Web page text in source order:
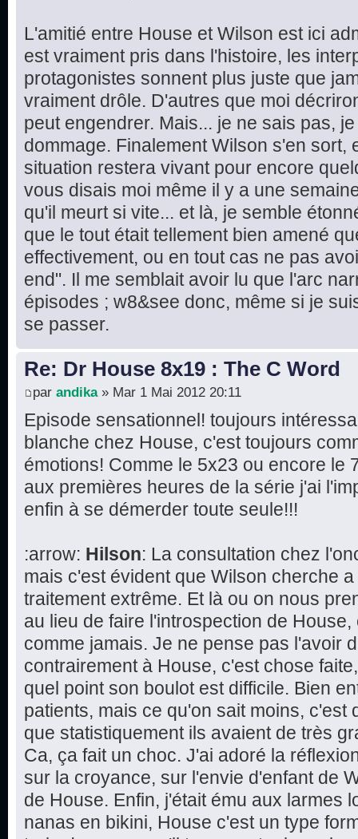
L'amitié entre House et Wilson est ici
est vraiment pris dans l'histoire, les
protagonistes sonnent plus juste que
vraiment drôle. D'autres que moi
peut engendrer. Mais... je ne sais pas,
dommage. Finalement Wilson s'en sort,
situation restera vivant pour encore
vous disais moi même il y a une
qu'il meurt si vite... et là, je semble
que le tout était tellement bien amené
effectivement, ou en tout cas ne pas
end". Il me semblait avoir lu que l'arc
épisodes ; w8&see donc, même si je
se passer.
Re: Dr House 8x19 : The C Word
par andika» Mar 1 Mai 2012 20:11
Episode sensationnel! toujours
blanche chez House, c'est toujours
émotions! Comme le 5x23 ou encore le
aux premières heures de la série j'ai
enfin à se démerder toute seule!!!
:arrow: Hilson: La consultation chez
mais c'est évident que Wilson cherche
traitement extrême. Et là ou on nous
au lieu de faire l'introspection de
comme jamais. Je ne pense pas l'avoir
contrairement à House, c'est chose
quel point son boulot est difficile. Bien
patients, mais ce qu'on sait moins, c'est
que statistiquement ils avaient de très
Ca, ça fait un choc. J'ai adoré la
sur la croyance, sur l'envie d'enfant de
de House. Enfin, j'était ému aux larmes
nanas en bikini, House c'est un type